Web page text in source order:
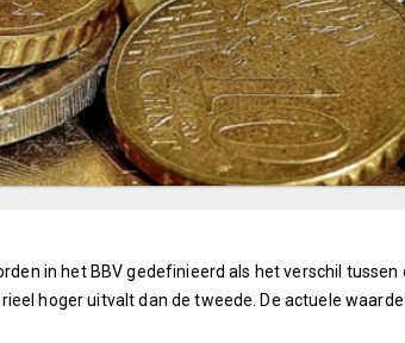
in het BBV gedefinieerd als het verschil tussen
hoger uitvalt dan de tweede. De actuele